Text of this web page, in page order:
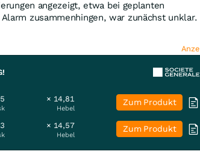
angezeigt, etwa bei geplanten
zusammenhingen, war zunächst unklar.
× 14,81
Hebel
Zum Produkt
× 14,57
Hebel
Zum Produkt